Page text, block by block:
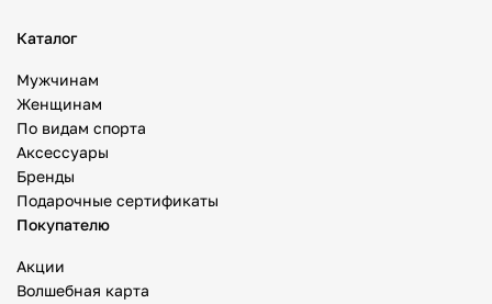
Каталог
Мужчинам
Женщинам
По видам спорта
Аксессуары
Бренды
Подарочные сертификаты
Покупателю
Акции
Волшебная карта